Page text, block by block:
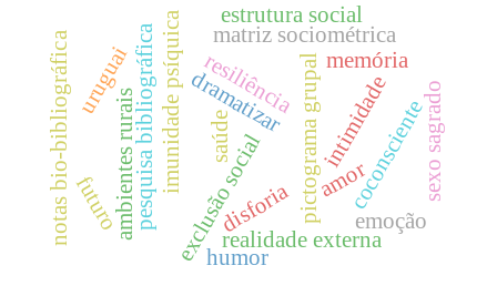
exclusão social
imunidade psíquica pictograma grupal
dramatizar
matriz sociométrica
realidade externa
estrutura social
pesquisa bibliográfica amor
intimidade
resiliência
saúde coconsciente
ambientes rurais
uruguai memória
notas bio-bibliográfica emoção
sexo sagrado
disforia
humor
futuro